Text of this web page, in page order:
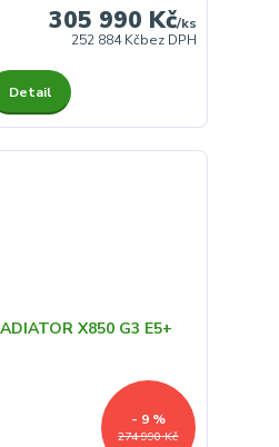
305 990 Kč/ks
252 884 Kčbez DPH
Detail
274 990 Kč
- 9 %